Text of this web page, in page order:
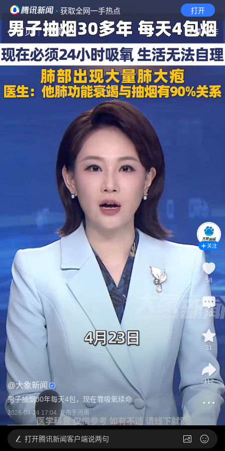
· 获取全网一手热点 打开
首页 视频 无障碍
@大象新闻
男子抽烟30年每天4包，现在靠吸氧续命
2026-04-24 17:04 发布于河南
关注
58
30
31
117
打开腾讯新闻客户端说两句